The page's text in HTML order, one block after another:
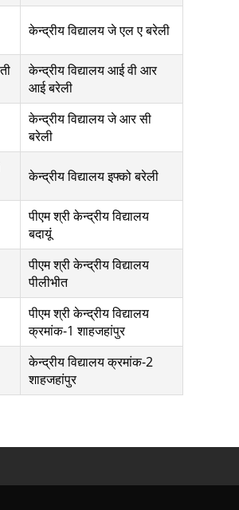
केन्द्रीय विद्यालय जे एल ए बरेली
केन्द्रीय विद्यालय आई वी आर
आई बरेली
केन्द्रीय विद्यालय जे आर सी
बरेली
केन्द्रीय विद्यालय इफ्को बरेली
पीएम श्री केन्द्रीय विद्यालय
बदायूं
पीएम श्री केन्द्रीय विद्यालय
पीलीभीत
पीएम श्री केन्द्रीय विद्यालय
क्रमांक-1 शाहजहांपुर
केन्द्रीय विद्यालय क्रमांक-2
शाहजहांपुर